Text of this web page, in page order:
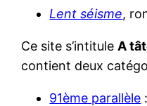
Lent séisme,
Ce site s’intitule A
contient deux
91ème parallèle